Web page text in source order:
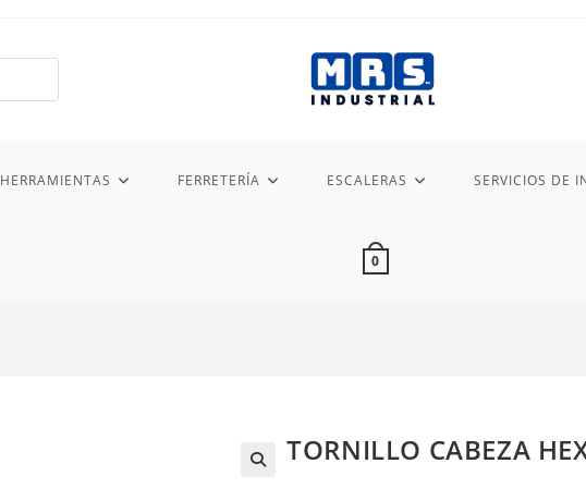
HERRAMIENTAS FERRETERÍA ESCALERAS SERVICIOS DE
0
TORNILLO CABEZA